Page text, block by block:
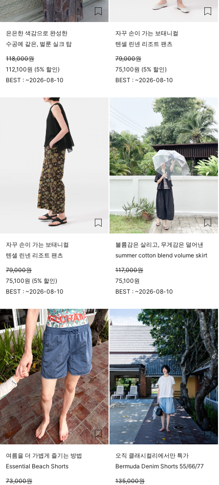
은은한 색감으로 완성한
수공예 같은, 벌룬 실크 탑
118,000원
112,100원 (5% 할인)
BEST : ~2026-08-10
자꾸 손이 가는 보태니컬
텐셀 린넨 리조트 팬츠
79,000원
75,100원 (5% 할인)
BEST : ~2026-08-10
자꾸 손이 가는 보태니컬
텐셀 린넨 리조트 팬츠
79,000원
75,100원 (5% 할인)
BEST : ~2026-08-10
볼륨감은 살리고, 무게감은 덜어낸
summer cotton blend volume skirt
117,000원
75,100원
BEST : ~2026-08-10
여름을 더 가볍게 즐기는 방법
Essential Beach Shorts
73,000원
오직 클래시컬리에서만 특가
Bermuda Denim Shorts 55/66/77
135,000원